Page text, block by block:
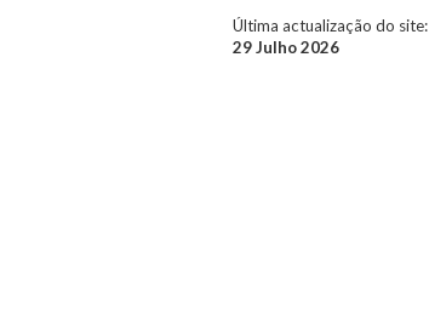
Última actualização do site:
29 Julho 2026